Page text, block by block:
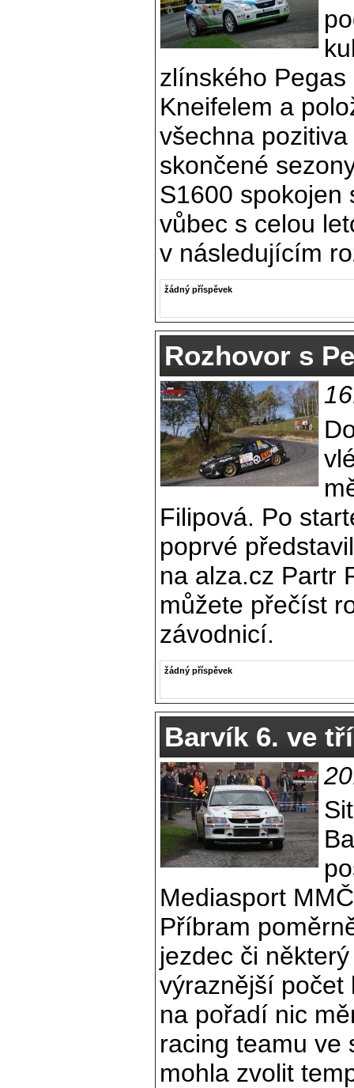
zlínského Pegas
Kneifelem a
všechna
skončené
S1600 spokojen
vůbec s celou
v následujícím
žádný příspěvek
Rozhovor s
Filipová. Po
poprvé
na alza.cz Partr
můžete přečíst
závodnicí.
žádný příspěvek
Barvík 6. ve
Mediasport
Příbram
jezdec či
výraznější počet
na pořadí nic
racing teamu ve
mohla zvolit